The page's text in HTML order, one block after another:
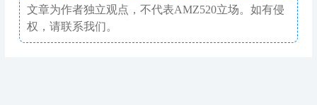
文章为作者独立观点，不代表AMZ520立场。如有侵
权，请联系我们。